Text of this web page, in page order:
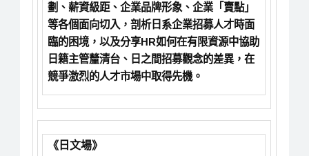
劃、薪資級距、企業品牌形象、企業「賣點」
等各個面向切入，剖析日系企業招募人才時面
臨的困境，以及分享HR如何在有限資源中協助
日籍主管釐清台、日之間招募觀念的差異，在
競爭激烈的人才市場中取得先機。
《日文場》